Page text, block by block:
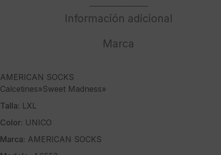
Información adicional
Marca
AMERICAN SOCKS
Calcetines»Sweet Madness»
Talla: LXL
Color: UNICO
Marca: AMERICAN SOCKS